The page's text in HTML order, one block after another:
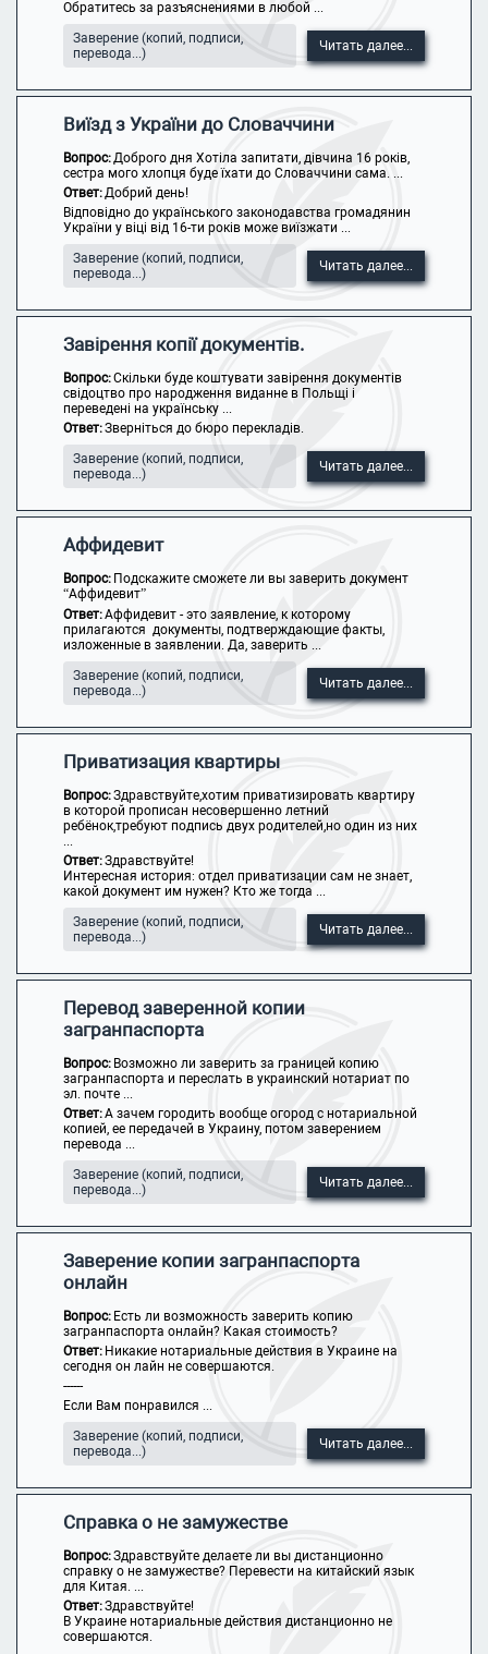
Обратитесь за разъяснениями в любой ...
Заверение (копий, подписи,
перевода...)
Читать далее...
Виїзд з України до Словаччини
Вопрос:Доброго дня Хотіла запитати, дівчина 16 років,
сестра мого хлопця буде їхати до Словаччини сама. ...
Ответ:Добрий день!
Відповідно до українського законодавства громадянин
України у віці від 16-ти років може виїзжати ...
Заверение (копий, подписи,
перевода...)
Читать далее...
Завірення копії документів.
Вопрос:Скільки буде коштувати завірення документів
свідоцтво про народження виданне в Польщі і
переведені на українську ...
Ответ:Зверніться до бюро перекладів.
Заверение (копий, подписи,
перевода...)
Читать далее...
Аффидевит
Вопрос: Подскажите сможете ли вы заверить документ
“Аффидевит”
Ответ:Аффидевит - это заявление, к которому
прилагаются документы, подтверждающие факты,
изложенные в заявлении. Да, заверить ...
Заверение (копий, подписи,
перевода...)
Читать далее...
Приватизация квартиры
Вопрос:Здравствуйте,хотим приватизировать квартиру
в которой прописан несовершенно летний
ребёнок,требуют подпись двух родителей,но один из них
...
Ответ:Здравствуйте!
Интересная история: отдел приватизации сам не знает,
какой документ им нужен? Кто же тогда ...
Заверение (копий, подписи,
перевода...)
Читать далее...
Перевод заверенной копии
загранпаспорта
Вопрос: Возможно ли заверить за границей копию
загранпаспорта и переслать в украинский нотариат по
эл. почте ...
Ответ:А зачем городить вообще огород с нотариальной
копией, ее передачей в Украину, потом заверением
перевода ...
Заверение (копий, подписи,
перевода...)
Читать далее...
Заверение копии загранпаспорта
онлайн
Вопрос: Есть ли возможность заверить копию
загранпаспорта онлайн? Какая стоимость?
Ответ: Никакие нотариальные действия в Украине на
сегодня он лайн не совершаются.
------
Если Вам понравился ...
Заверение (копий, подписи,
перевода...)
Читать далее...
Справка о не замужестве
Вопрос:Здравствуйте делаете ли вы дистанционно
справку о не замужестве? Перевести на китайский язык
для Китая. ...
Ответ:Здравствуйте!
В Украине нотариальные действия дистанционно не
совершаются.